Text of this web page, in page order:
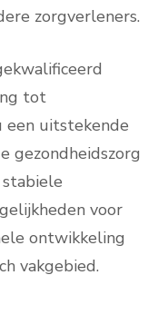
zorgverleners.
tot
een uitstekende
gezondheidszorg
voor
ontwikkeling
vakgebied.